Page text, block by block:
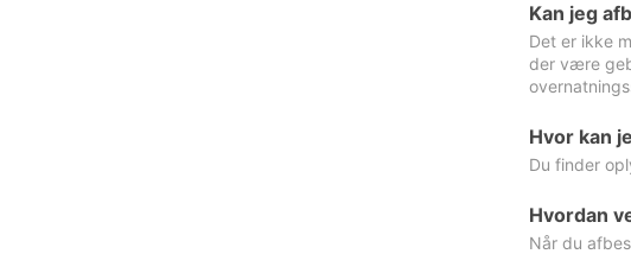
Kan jeg
Det er ikke
der være
Hvor kan
Du finder
Hvordan
Når du